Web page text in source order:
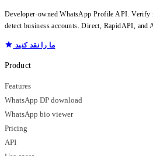
Developer-owned WhatsApp Profile API. Verify
detect business accounts. Direct, RapidAPI,
ما را نقد کنید
Product
Features
WhatsApp DP download
WhatsApp bio viewer
Pricing
API